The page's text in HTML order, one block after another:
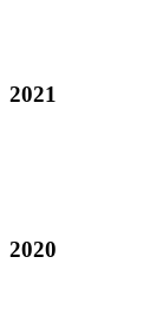
2021
2020